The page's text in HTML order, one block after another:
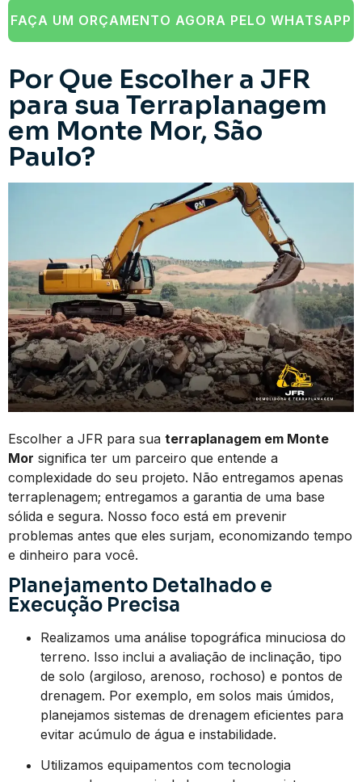
FAÇA UM ORÇAMENTO AGORA PELO WHATSAPP
Por Que Escolher a JFR
para sua Terraplanagem
em Monte Mor, São
Paulo?
Escolher a JFR para sua terraplanagem em Monte
Mor significa ter um parceiro que entende a
complexidade do seu projeto. Não entregamos apenas
terraplenagem; entregamos a garantia de uma base
sólida e segura. Nosso foco está em prevenir
problemas antes que eles surjam, economizando tempo
e dinheiro para você.
Planejamento Detalhado e
Execução Precisa
Realizamos uma análise topográfica minuciosa do
terreno. Isso inclui a avaliação de inclinação, tipo
de solo (argiloso, arenoso, rochoso) e pontos de
drenagem. Por exemplo, em solos mais úmidos,
planejamos sistemas de drenagem eficientes para
evitar acúmulo de água e instabilidade.
Utilizamos equipamentos com tecnologia